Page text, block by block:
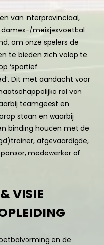
van interprovinciaal,
dames-/meisjesvoetbal
om onze spelers de
te bieden zich volop te
‘sportief
Dit met aandacht voor
rol van
teamgeest en
staan en waarbij
binding houden met de
afgevaardigde,
medewerker of
VISIE
en de